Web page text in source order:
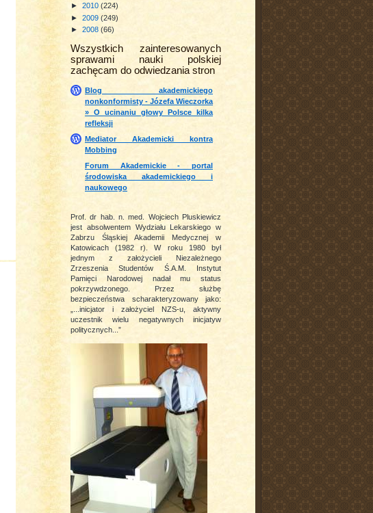
► 2010 (224)
► 2009 (249)
► 2008 (66)
Wszystkich zainteresowanych
sprawami nauki polskiej
zachęcam do odwiedzania stron
Blog akademickiego
nonkonformisty - Józefa Wieczorka
» O ucinaniu głowy Polsce kilka
refleksji
Mediator Akademicki kontra
Mobbing
Forum Akademickie - portal
środowiska akademickiego i
naukowego
Prof. dr hab. n. med. Wojciech Pluskiewicz
jest absolwentem Wydziału Lekarskiego w
Zabrzu Śląskiej Akademii Medycznej w
Katowicach (1982 r). W roku 1980 był
jednym z założycieli Niezależnego
Zrzeszenia Studentów Ś.A.M. Instytut
Pamięci Narodowej nadał mu status
pokrzywdzonego. Przez służbę
bezpieczeństwa scharakteryzowany jako:
„...inicjator i założyciel NZS-u, aktywny
uczestnik wielu negatywnych inicjatyw
politycznych...”